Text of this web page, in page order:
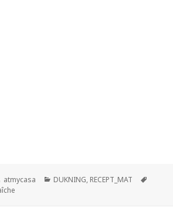
Författare
atmycasa Kategorier
DUKNING, RECEPT_MAT